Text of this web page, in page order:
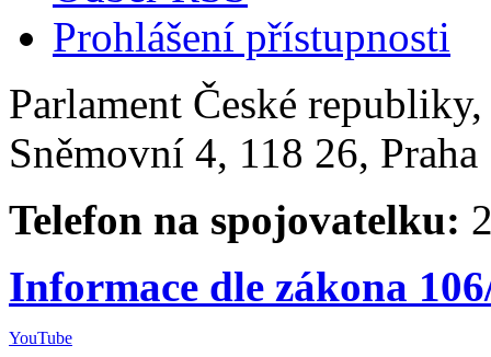
Prohlášení přístupnosti
Parlament České
Sněmovní 4, 118 26,
Telefon na spojovatelku:
Informace dle zákona
YouTube